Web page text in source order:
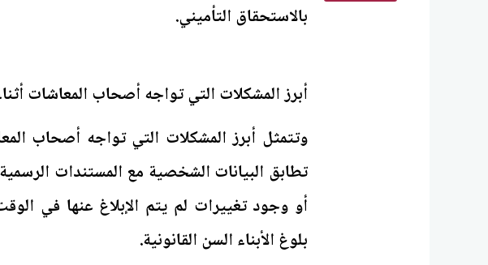
بالاستحقاق التأميني.
أبرز المشكلات التي تواجه أصحاب المعاشات
وتتمثل أبرز المشكلات التي تواجه أصحاب
تطابق البيانات الشخصية مع المستندات
أو وجود تغييرات لم يتم الإبلاغ عنها في
بلوغ الأبناء السن القانونية.